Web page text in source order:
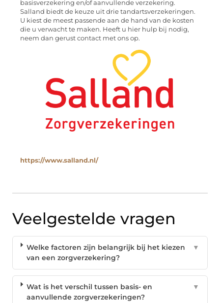
basisverzekering en/of aanvullende verzekering.
Salland biedt de keuze uit drie tandartsverzekeringen.
U kiest de meest passende aan de hand van de kosten
die u verwacht te maken. Heeft u hier hulp bij nodig,
neem dan gerust contact met ons op.
https://www.salland.nl/
Veelgestelde vragen
Welke factoren zijn belangrijk bij het kiezen
van een zorgverzekering?
▼
Wat is het verschil tussen basis- en
aanvullende zorgverzekeringen?
▼